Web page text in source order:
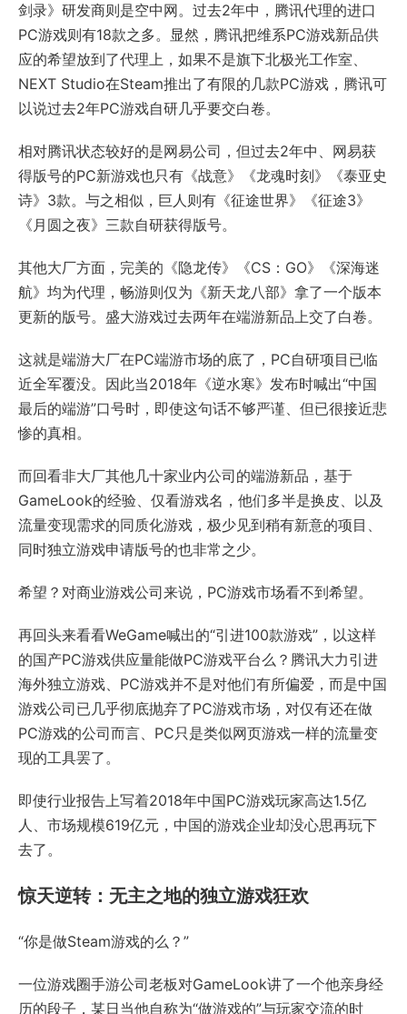
剑录》研发商则是空中网。过去2年中，腾讯代理的进口
PC游戏则有18款之多。显然，腾讯把维系PC游戏新品供
应的希望放到了代理上，如果不是旗下北极光工作室、
NEXT Studio在Steam推出了有限的几款PC游戏，腾讯可
以说过去2年PC游戏自研几乎要交白卷。
相对腾讯状态较好的是网易公司，但过去2年中、网易获
得版号的PC新游戏也只有《战意》《龙魂时刻》《泰亚史
诗》3款。与之相似，巨人则有《征途世界》《征途3》
《月圆之夜》三款自研获得版号。
其他大厂方面，完美的《隐龙传》《CS：GO》《深海迷
航》均为代理，畅游则仅为《新天龙八部》拿了一个版本
更新的版号。盛大游戏过去两年在端游新品上交了白卷。
这就是端游大厂在PC端游市场的底了，PC自研项目已临
近全军覆没。因此当2018年《逆水寒》发布时喊出“中国
最后的端游”口号时，即使这句话不够严谨、但已很接近悲
惨的真相。
而回看非大厂其他几十家业内公司的端游新品，基于
GameLook的经验、仅看游戏名，他们多半是换皮、以及
流量变现需求的同质化游戏，极少见到稍有新意的项目、
同时独立游戏申请版号的也非常之少。
希望？对商业游戏公司来说，PC游戏市场看不到希望。
再回头来看看WeGame喊出的“引进100款游戏”，以这样
的国产PC游戏供应量能做PC游戏平台么？腾讯大力引进
海外独立游戏、PC游戏并不是对他们有所偏爱，而是中国
游戏公司已几乎彻底抛弃了PC游戏市场，对仅有还在做
PC游戏的公司而言、PC只是类似网页游戏一样的流量变
现的工具罢了。
即使行业报告上写着2018年中国PC游戏玩家高达1.5亿
人、市场规模619亿元，中国的游戏企业却没心思再玩下
去了。
惊天逆转：无主之地的独立游戏狂欢
“你是做Steam游戏的么？”
一位游戏圈手游公司老板对GameLook讲了一个他亲身经
历的段子，某日当他自称为“做游戏的”与玩家交流的时